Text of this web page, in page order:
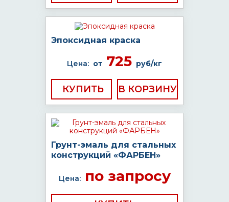
Эпоксидная краска
Цена: от 725 руб/кг
КУПИТЬ
Грунт-эмаль для стальных
конструкций «ФАРБЕН»
Цена:по запросу